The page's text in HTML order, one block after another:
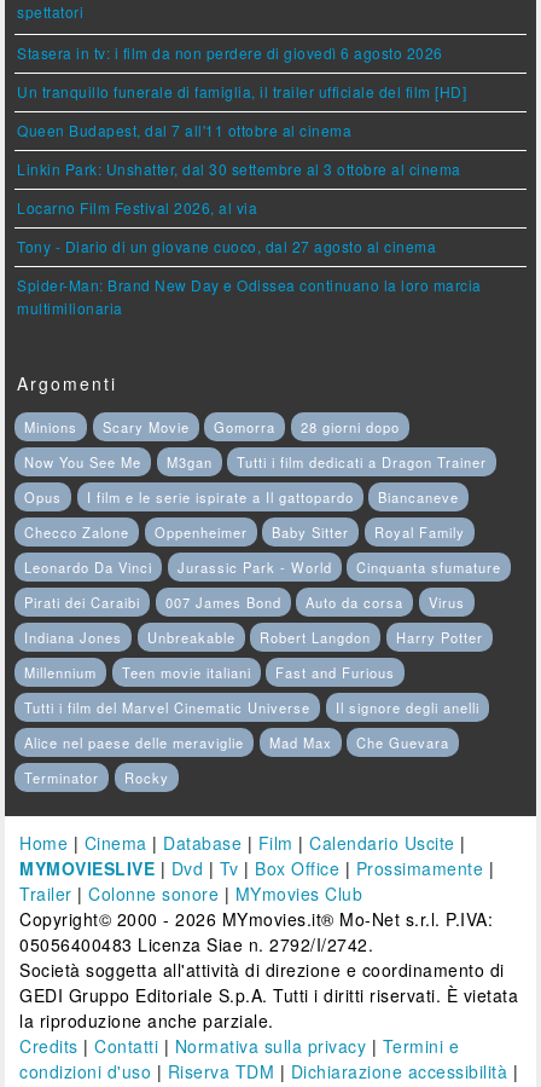
spettatori
Stasera in tv: i film da non perdere di giovedì 6 agosto 2026
Un tranquillo funerale di famiglia, il trailer ufficiale del film [HD]
Queen Budapest, dal 7 all'11 ottobre al cinema
Linkin Park: Unshatter, dal 30 settembre al 3 ottobre al cinema
Locarno Film Festival 2026, al via
Tony - Diario di un giovane cuoco, dal 27 agosto al cinema
Spider-Man: Brand New Day e Odissea continuano la loro marcia
multimilionaria
Argomenti
Minions Scary Movie Gomorra
28 giorni dopo
Now You See Me
M3gan
Tutti i film dedicati a Dragon Trainer
Opus
I film e le serie ispirate a Il gattopardo
Biancaneve
Checco Zalone
Oppenheimer Baby Sitter
Royal Family
Leonardo Da Vinci
Jurassic Park - World
Cinquanta sfumature
Pirati dei Caraibi
007 James Bond Auto da corsa
Virus
Indiana Jones
Unbreakable Robert Langdon
Harry Potter
Millennium
Teen movie italiani
Fast and Furious
Tutti i film del Marvel Cinematic Universe
Il signore degli anelli
Alice nel paese delle meraviglie
Mad Max
Che Guevara
Terminator
Rocky
Home | Cinema | Database | Film |Calendario Uscite |
MYMOVIESLIVE | Dvd | Tv | Box Office | Prossimamente |
Trailer |Colonne sonore | MYmovies Club
Copyright© 2000 - 2026 MYmovies.it® Mo-Net s.r.l. P.IVA:
05056400483 Licenza Siae n. 2792/I/2742.
Società soggetta all'attività di direzione e coordinamento di
GEDI Gruppo Editoriale S.p.A. Tutti i diritti riservati. È vietata
la riproduzione anche parziale.
Credits |Contatti | Normativa sulla privacy | Termini e
condizioni d'uso | Riserva TDM | Dichiarazione accessibilità |